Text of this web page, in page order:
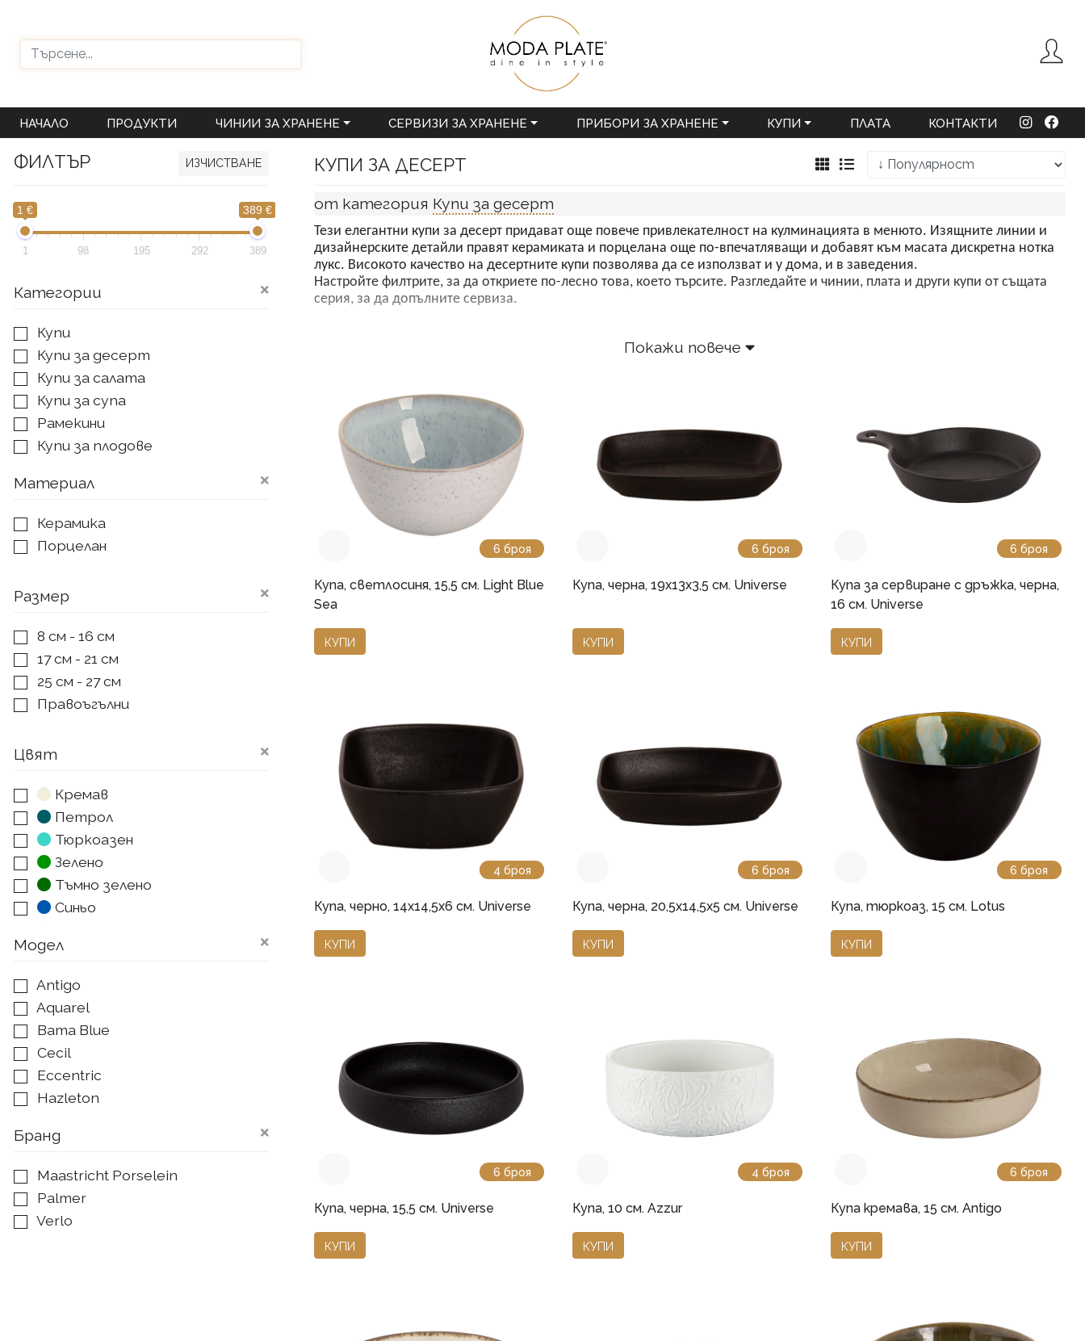
НАЧАЛО ПРОДУКТИ ЧИНИИ ЗА ХРАНЕНЕ СЕРВИЗИ ЗА ХРАНЕНЕ ПРИБОРИ ЗА ХРАНЕНЕ КУПИ ПЛАТА КОНТАКТИ
ФИЛТЪР ИЗЧИСТВАНЕ
1 € 389 €
1 98 195 292 389
Категории
Купи
Купи за десерт
Купи за салата
Купи за супа
Рамекини
Купи за плодове
Материал
Керамика
Порцелан
Размер
8 см - 16 см
17 см - 21 см
25 см - 27 см
Правоъгълни
Цвят
Кремав
Петрол
Тюркоазен
Зелено
Тъмно зелено
Синьо
Червено
Сиво
Тъмно кафяво
Черно
Модел
Antigo
Aquarel
Bama Blue
Cecil
Eccentric
Hazleton
Lava
Бранд
Maastricht Porselein
Palmer
Verlo
КУПИ ЗА ДЕСЕРТ
от категория Купи за десерт
Тези елегантни купи за десерт придават още повече привлекателност на кулминацията в менюто. Изящните линии и
дизайнерските детайли правят керамиката и порцелана още по-впечатляващи и добавят към масата дискретна нотка
лукс. Високото качество на десертните купи позволява да се използват и у дома, и в заведения.
Настройте филтрите, за да откриете по-лесно това, което търсите. Разгледайте и чинии, плата и други купи от същата
серия, за да допълните сервиза.
Покажи повече
6 броя
Купа, светлосиня, 15,5 см. Light Blue
Sea
КУПИ
6 броя
Купа, черна, 19x13x3,5 см. Universe
КУПИ
6 броя
Купа за сервиране с дръжка, черна,
16 см. Universe
КУПИ
4 броя
Купа, черно, 14x14,5x6 см. Universe
КУПИ
6 броя
Купа, черна, 20,5x14,5x5 см. Universe
КУПИ
6 броя
Купа, тюркоаз, 15 см. Lotus
КУПИ
6 броя
Купа, черна, 15,5 см. Universe
КУПИ
4 броя
Купа, 10 см. Azzur
КУПИ
6 броя
Купа кремава, 15 см. Antigo
КУПИ